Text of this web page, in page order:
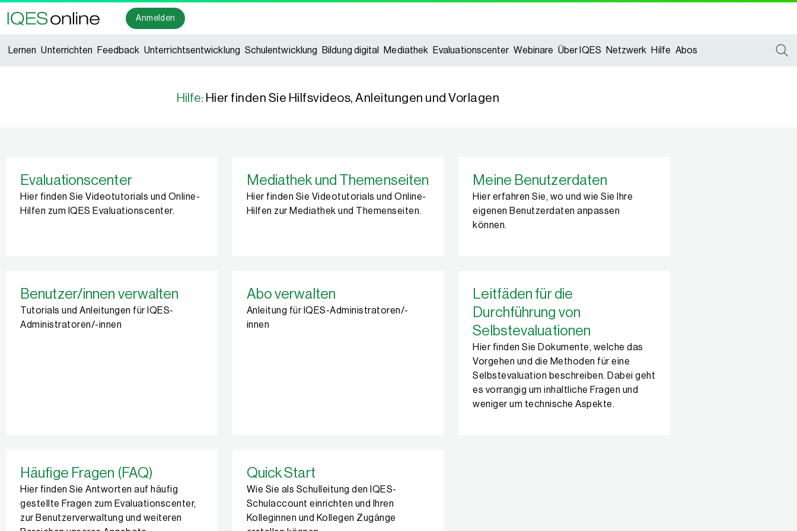
Anmelden
Lernen Unterrichten Feedback Unterrichtsentwicklung Schulentwicklung Bildung digital Mediathek Evaluationscenter Webinare Über IQES Netzwerk Hilfe Abos
Hilfe: Hier finden Sie Hilfsvideos, Anleitungen und Vorlagen
Evaluationscenter
Hier finden Sie Videotutorials und Online-
Hilfen zum IQES Evaluationscenter.
Mediathek und Themenseiten
Hier finden Sie Videotutorials und Online-
Hilfen zur Mediathek und Themenseiten.
Meine Benutzerdaten
Hier erfahren Sie, wo und wie Sie Ihre
eigenen Benutzerdaten anpassen
können.
Benutzer/innen verwalten
Tutorials und Anleitungen für IQES-
Administratoren/-innen
Abo verwalten
Anleitung für IQES-Administratoren/-
innen
Leitfäden für die
Durchführung von
Selbstevaluationen
Hier finden Sie Dokumente, welche das
Vorgehen und die Methoden für eine
Selbstevaluation beschreiben. Dabei geht
es vorrangig um inhaltliche Fragen und
weniger um technische Aspekte.
Häufige Fragen (FAQ)
Hier finden Sie Antworten auf häufig
gestellte Fragen zum Evaluationscenter,
zur Benutzerverwaltung und weiteren
Quick Start
Wie Sie als Schulleitung den IQES-
Schulaccount einrichten und Ihren
Kolleginnen und Kollegen Zugänge